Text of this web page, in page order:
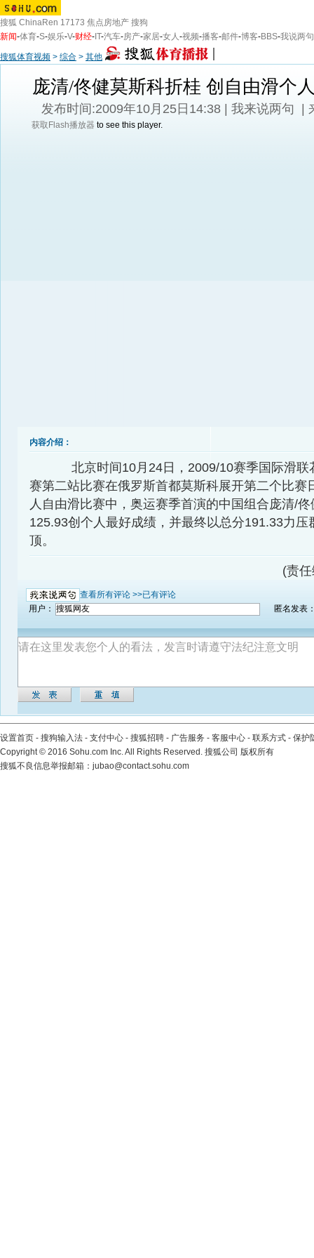
搜狐 ChinaRen 17173 焦点房地产 搜狗
新闻-体育-S-娱乐-V-财经- IT-汽车-房产-家居-女人-视频-播客-邮件-博客-BBS-我说两句
搜狐体育视频 > 综合 > 其他
庞清/佟健莫斯科折桂 创自由滑个
发布时间:2009年10月25日14:38 | 我来说两句 |
获取Flash播放器 to see this player.
内容介绍：
北京时间10月24日，2009/10赛季国际滑联
赛第二站比赛在俄罗斯首都莫斯科展开第二个比赛
人自由滑比赛中，奥运赛季首演的中国组合庞清/
125.93创个人最好成绩，并最终以总分191.33力压
顶。
(责
查看所有评论 >>已有评论
用户：
匿名发表
设置首页 - 搜狗输入法 - 支付中心 - 搜狐招聘 - 广告服务 - 客服中心 - 联系方式 - 保护
Copyright© 2016 Sohu.com Inc. All Rights Reserved. 搜狐公司 版权所有
搜狐不良信息举报邮箱： jubao@contact.sohu.com